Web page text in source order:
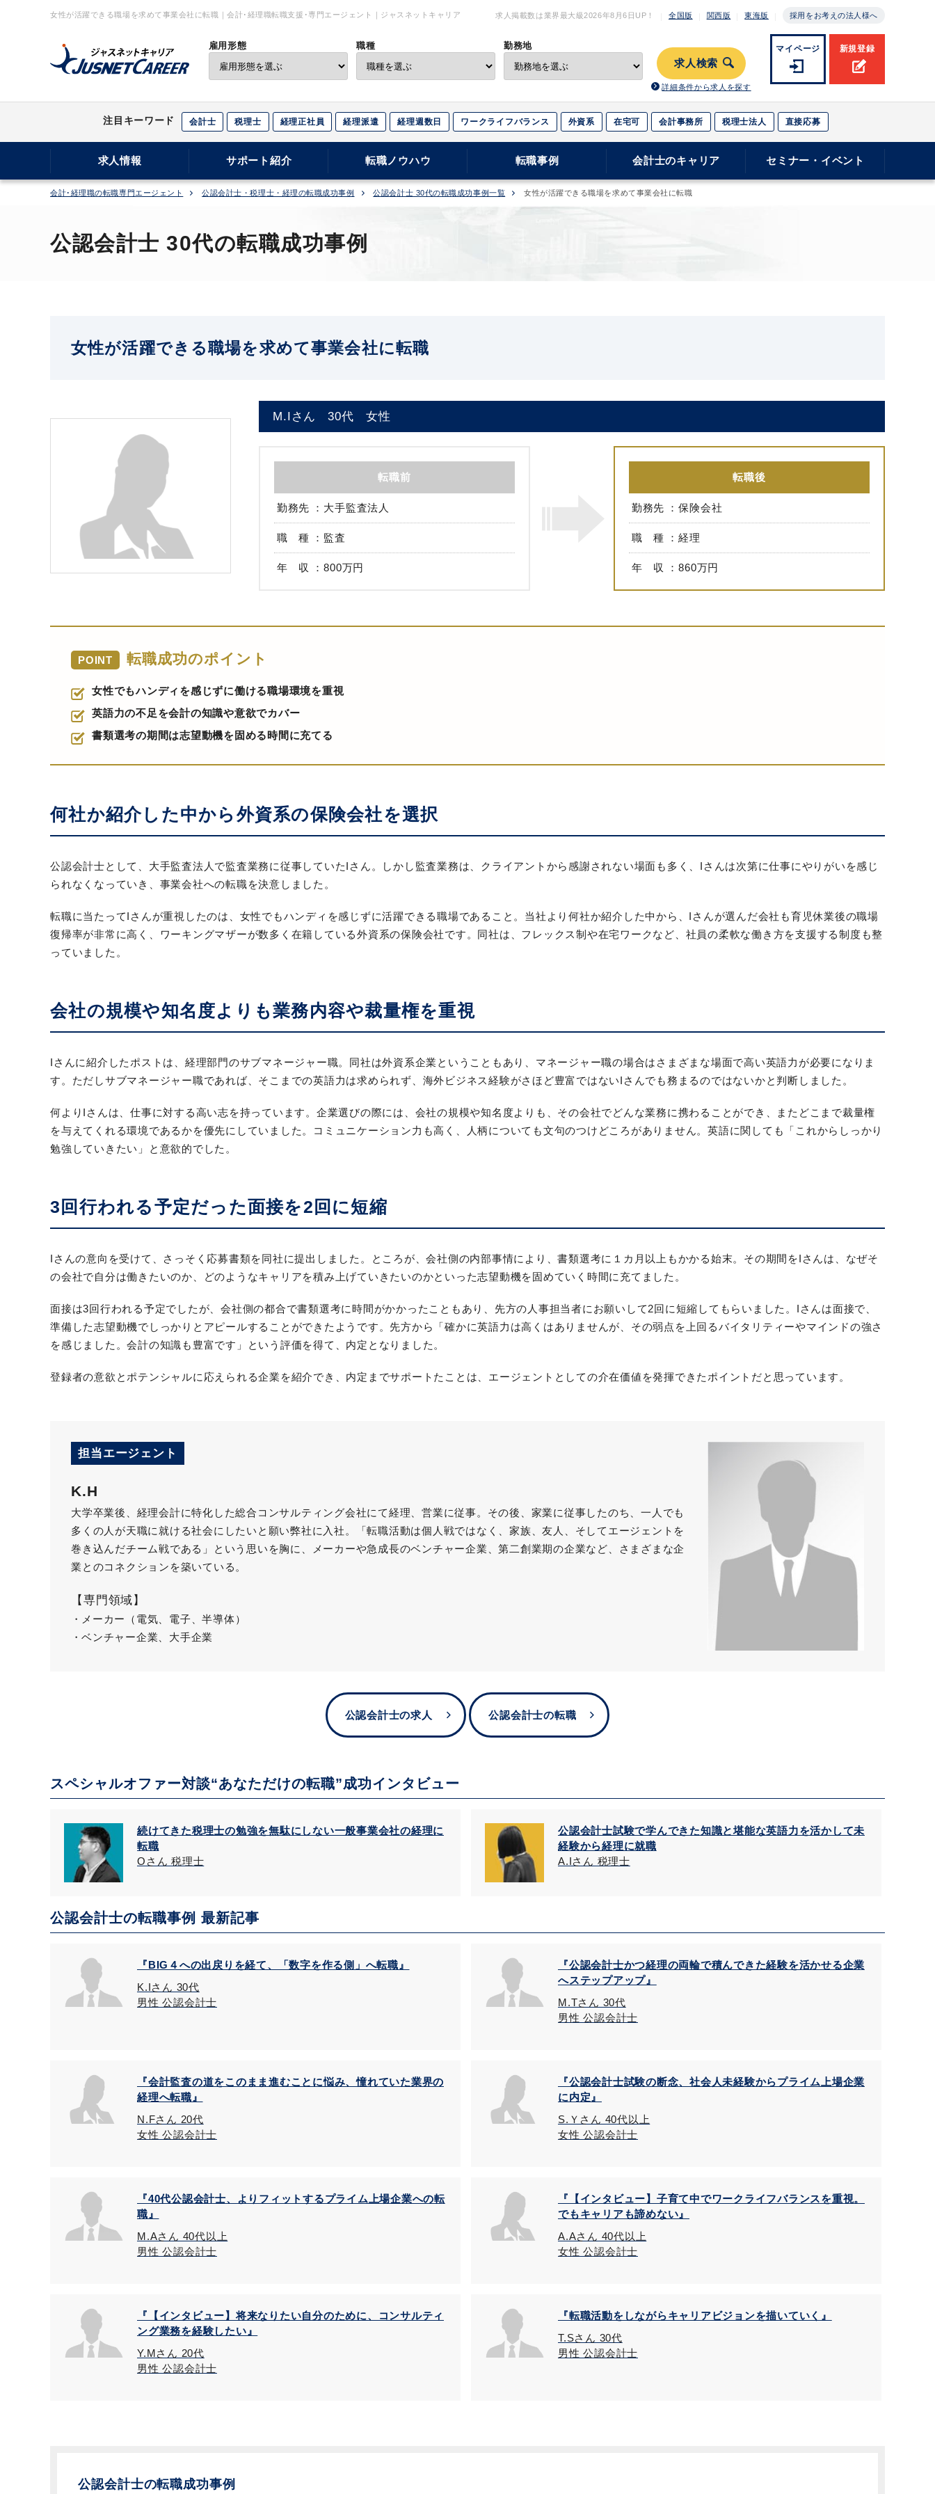
女性が活躍できる職場を求めて事業会社に転職｜会計･経理職転職支援･専門エージェント｜ジャスネットキャリア 求人掲載数は業界最大級2026年8月6日 UP！ 全国版 関西版 東海版 採用をお考えの法人様へ
雇用形態 職種 勤務地
求人検索
詳細条件から求人を探す
マイページ 新規登録
注目キーワード 会計士 税理士 経理正社員 経理派遣 経理週数日 ワークライフバランス 外資系 在宅可 会計事務所 税理士法人 直接応募
求人情報 サポート紹介 転職ノウハウ 転職事例 会計士のキャリア セミナー・イベント
会計･経理職の転職専門エージェント 公認会計士・税理士・経理の転職成功事例 公認会計士 30代の転職成功事例一覧 女性が活躍できる職場を求めて事業会社に転職
公認会計士 30代の転職成功事例
女性が活躍できる職場を求めて事業会社に転職
M.Iさん 30代 女性
転職前
勤務先 大手監査法人
職 種 監査
年 収 800万円
転職後
勤務先 保険会社
職 種 経理
年 収 860万円
POINT 転職成功のポイント
女性でもハンディを感じずに働ける職場環境を重視
英語力の不足を会計の知識や意欲でカバー
書類選考の期間は志望動機を固める時間に充てる
何社か紹介した中から外資系の保険会社を選択
公認会計士として、大手監査法人で監査業務に従事していたIさん。しかし監査業務は、クライアントから感謝されない場面も多く、Iさんは次第に仕事にやりがいを感じ
られなくなっていき、事業会社への転職を決意しました。
転職に当たってIさんが重視したのは、女性でもハンディを感じずに活躍できる職場であること。当社より何社か紹介した中から、Iさんが選んだ会社も育児休業後の職場
復帰率が非常に高く、ワーキングマザーが数多く在籍している外資系の保険会社です。同社は、フレックス制や在宅ワークなど、社員の柔軟な働き方を支援する制度も整
っていました。
会社の規模や知名度よりも業務内容や裁量権を重視
Iさんに紹介したポストは、経理部門のサブマネージャー職。同社は外資系企業ということもあり、マネージャー職の場合はさまざまな場面で高い英語力が必要になりま
す。ただしサブマネージャー職であれば、そこまでの英語力は求められず、海外ビジネス経験がさほど豊富ではないIさんでも務まるのではないかと判断しました。
何よりIさんは、仕事に対する高い志を持っています。企業選びの際には、会社の規模や知名度よりも、その会社でどんな業務に携わることができ、またどこまで裁量権
を与えてくれる環境であるかを優先にしていました。コミュニケーション力も高く、人柄についても文句のつけどころがありません。英語に関しても「これからしっかり
勉強していきたい」と意欲的でした。
3回行われる予定だった面接を2回に短縮
Iさんの意向を受けて、さっそく応募書類を同社に提出しました。ところが、会社側の内部事情により、書類選考に１カ月以上もかかる始末。その期間をIさんは、なぜそ
の会社で自分は働きたいのか、どのようなキャリアを積み上げていきたいのかといった志望動機を固めていく時間に充てました。
面接は3回行われる予定でしたが、会社側の都合で書類選考に時間がかかったこともあり、先方の人事担当者にお願いして2回に短縮してもらいました。Iさんは面接で、
準備した志望動機でしっかりとアピールすることができたようです。先方から「確かに英語力は高くはありませんが、その弱点を上回るバイタリティーやマインドの強さ
を感じました。会計の知識も豊富です」という評価を得て、内定となりました。
登録者の意欲とポテンシャルに応えられる企業を紹介でき、内定までサポートたことは、エージェントとしての介在価値を発揮できたポイントだと思っています。
担当エージェント
K.H
大学卒業後、経理会計に特化した総合コンサルティング会社にて経理、営業に従事。その後、家業に従事したのち、一人でも
多くの人が天職に就ける社会にしたいと願い弊社に入社。「転職活動は個人戦ではなく、家族、友人、そしてエージェントを
巻き込んだチーム戦である」という思いを胸に、メーカーや急成長のベンチャー企業、第二創業期の企業など、さまざまな企
業とのコネクションを築いている。
【専門領域】
メーカー（電気、電子、半導体）
ベンチャー企業、大手企業
公認会計士の求人 公認会計士の転職
スペシャルオファー対談“あなただけの転職”成功インタビュー
続けてきた税理士の勉強を無駄にしない一般事業会社の経理に
転職
Oさん 税理士
公認会計士試験で学んできた知識と堪能な英語力を活かして未
経験から経理に就職
A.Iさん 税理士
公認会計士の転職事例 最新記事
『BIG４への出戻りを経て、「数字を作る側」へ転職』
K.Iさん 30代
男性 公認会計士
『公認会計士かつ経理の両輪で積んできた経験を活かせる企業
へステップアップ』
M.Tさん 30代
男性 公認会計士
『会計監査の道をこのまま進むことに悩み、憧れていた業界の
経理へ転職』
N.Fさん 20代
女性 公認会計士
『公認会計士試験の断念、社会人未経験からプライム上場企業
に内定』
S.Ｙさん 40代以上
女性 公認会計士
『40代公認会計士、よりフィットするプライム上場企業への転
職』
M.Aさん 40代以上
男性 公認会計士
『【インタビュー】子育て中でワークライフバランスを重視。
でもキャリアも諦めない』
A.Aさん 40代以上
女性 公認会計士
『【インタビュー】将来なりたい自分のために、コンサルティ
ング業務を経験したい』
Y.Mさん 20代
男性 公認会計士
『転職活動をしながらキャリアビジョンを描いていく』
T.Sさん 30代
男性 公認会計士
公認会計士の転職成功事例